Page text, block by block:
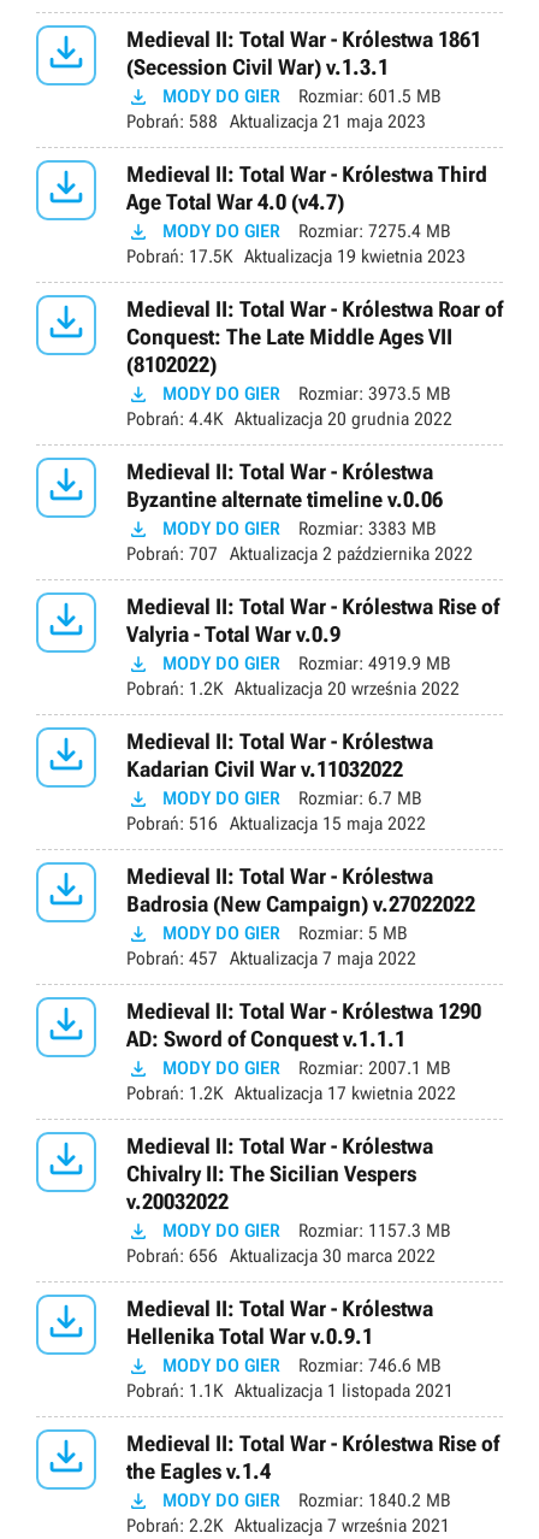

Medieval II: Total War - Królestwa 1861
(Secession Civil War) v.1.3.1
 MODY DO GIER Rozmiar: 601.5 MB
Pobrań: 588 Aktualizacja 21 maja 2023

Medieval II: Total War - Królestwa Third
Age Total War 4.0 (v4.7)
 MODY DO GIER Rozmiar: 7275.4 MB
Pobrań: 17.5K Aktualizacja 19 kwietnia 2023

Medieval II: Total War - Królestwa Roar of
Conquest: The Late Middle Ages VII
(8102022)
 MODY DO GIER Rozmiar: 3973.5 MB
Pobrań: 4.4K Aktualizacja 20 grudnia 2022

Medieval II: Total War - Królestwa
Byzantine alternate timeline v.0.06
 MODY DO GIER Rozmiar: 3383 MB
Pobrań: 707 Aktualizacja 2 października 2022

Medieval II: Total War - Królestwa Rise of
Valyria - Total War v.0.9
 MODY DO GIER Rozmiar: 4919.9 MB
Pobrań: 1.2K Aktualizacja 20 września 2022

Medieval II: Total War - Królestwa
Kadarian Civil War v.11032022
 MODY DO GIER Rozmiar: 6.7 MB
Pobrań: 516 Aktualizacja 15 maja 2022

Medieval II: Total War - Królestwa
Badrosia (New Campaign) v.27022022
 MODY DO GIER Rozmiar: 5 MB
Pobrań: 457 Aktualizacja 7 maja 2022

Medieval II: Total War - Królestwa 1290
AD: Sword of Conquest v.1.1.1
 MODY DO GIER Rozmiar: 2007.1 MB
Pobrań: 1.2K Aktualizacja 17 kwietnia 2022

Medieval II: Total War - Królestwa
Chivalry II: The Sicilian Vespers
v.20032022
 MODY DO GIER Rozmiar: 1157.3 MB
Pobrań: 656 Aktualizacja 30 marca 2022

Medieval II: Total War - Królestwa
Hellenika Total War v.0.9.1
 MODY DO GIER Rozmiar: 746.6 MB
Pobrań: 1.1K Aktualizacja 1 listopada 2021

Medieval II: Total War - Królestwa Rise of
the Eagles v.1.4
 MODY DO GIER Rozmiar: 1840.2 MB
Pobrań: 2.2K Aktualizacja 7 września 2021